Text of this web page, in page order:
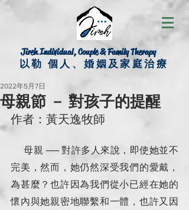
Jireh Individual, Couple & Family Therapy
以勒 個人、婚姻及家庭治療
母親節 － 對孩子的提醒
2022年5月7日
作者：黃天逸牧師
     母親 ── 對許多人來說，即使她並不
完美，然而，她仍然深受我們的愛戴，
為甚麼？也許因為我們從小已經在她的
懷內與她親密地聯繫和一體，也許又因